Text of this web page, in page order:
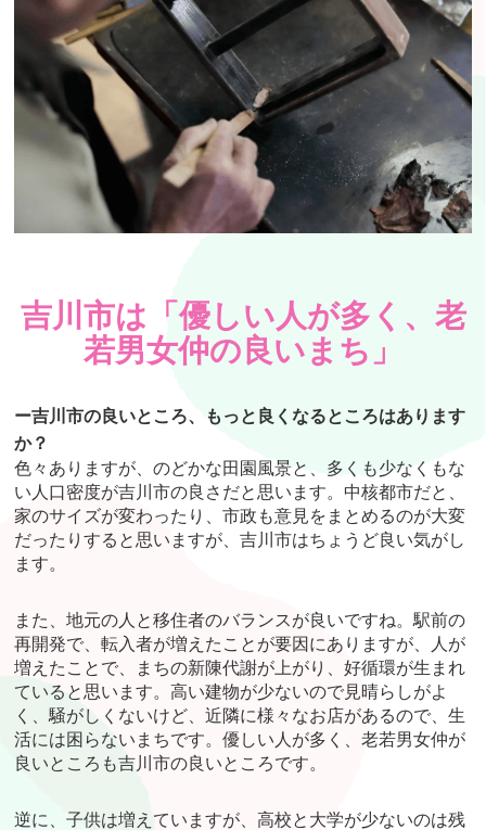
吉川市は「優しい人が多く、老
若男女仲の良いまち」
ー吉川市の良いところ、もっと良くなるところはあります
か？
色々ありますが、のどかな田園風景と、多くも少なくもな
い人口密度が吉川市の良さだと思います。中核都市だと、
家のサイズが変わったり、市政も意見をまとめるのが大変
だったりすると思いますが、吉川市はちょうど良い気がし
ます。
また、地元の人と移住者のバランスが良いですね。駅前の
再開発で、転入者が増えたことが要因にありますが、人が
増えたことで、まちの新陳代謝が上がり、好循環が生まれ
ていると思います。高い建物が少ないので見晴らしがよ
く、騒がしくないけど、近隣に様々なお店があるので、生
活には困らないまちです。優しい人が多く、老若男女仲が
良いところも吉川市の良いところです。
逆に、子供は増えていますが、高校と大学が少ないのは残